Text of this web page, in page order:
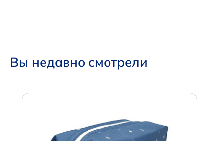
Вы недавно смотрели